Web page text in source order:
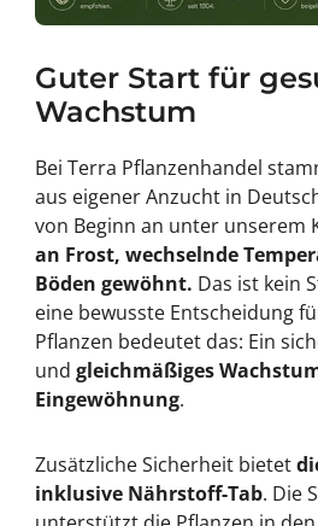
Guter Start für
Wachstum
Bei Terra Pflanzenhandel
aus eigener Anzucht in
von Beginn an unter unserem
an Frost, wechselnde
Böden gewöhnt. Das ist kein
eine bewusste Entscheidung
Pflanzen bedeutet das: Ein
und gleichmäßiges
Eingewöhnung.
Zusätzliche Sicherheit bietet
inklusive Nährstoff-Tab. Die